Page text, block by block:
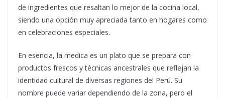
de ingredientes que resaltan lo mejor de la cocina local,
siendo una opción muy apreciada tanto en hogares como
en celebraciones especiales.
En esencia, la medica es un plato que se prepara con
productos frescos y técnicas ancestrales que reflejan la
identidad cultural de diversas regiones del Perú. Su
nombre puede variar dependiendo de la zona, pero el